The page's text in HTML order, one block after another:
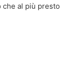
che al più presto